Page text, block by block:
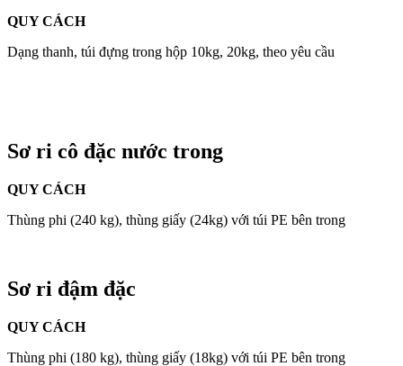
QUY CÁCH
Dạng thanh, túi đựng trong hộp 10kg, 20kg, theo yêu cầu
Sơ ri cô đặc nước trong
QUY CÁCH
Thùng phi (240 kg), thùng giấy (24kg) với túi PE bên trong
Sơ ri đậm đặc
QUY CÁCH
Thùng phi (180 kg), thùng giấy (18kg) với túi PE bên trong